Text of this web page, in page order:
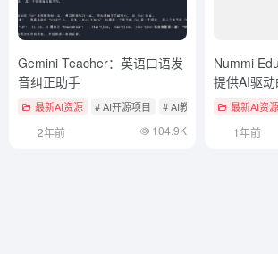
Gemini Teacher：英语口语发
音纠正助手
最新AI资源 # AI开源项目 # AI教育工具
2年前 104.9K
Nummi
提供AI驱
最新AI资源
1年前